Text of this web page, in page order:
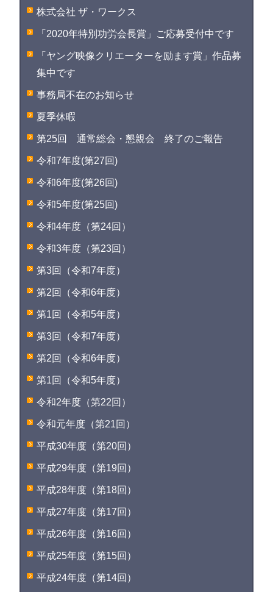
株式会社 ザ・ワークス
「2020年特別功労会長賞」ご応募受付中です
「ヤング映像クリエーターを励ます賞」作品募
集中です
事務局不在のお知らせ
夏季休暇
第25回 通常総会・懇親会 終了のご報告
令和7年度(第27回)
令和6年度(第26回)
令和5年度(第25回)
令和4年度（第24回）
令和3年度（第23回）
第3回（令和7年度）
第2回（令和6年度）
第1回（令和5年度）
第3回（令和7年度）
第2回（令和6年度）
第1回（令和5年度）
令和2年度（第22回）
令和元年度（第21回）
平成30年度（第20回）
平成29年度（第19回）
平成28年度（第18回）
平成27年度（第17回）
平成26年度（第16回）
平成25年度（第15回）
平成24年度（第14回）